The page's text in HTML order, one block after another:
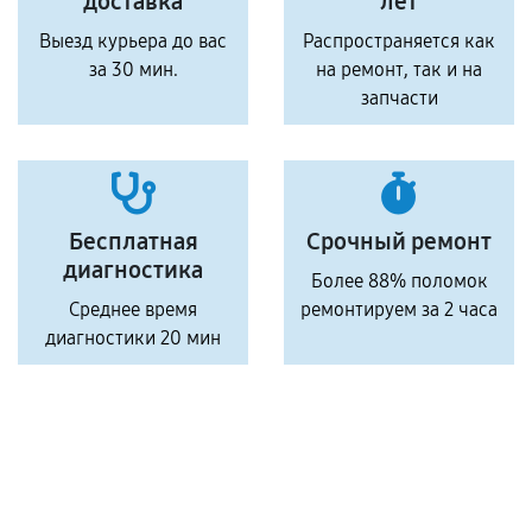
Выезд курьера до вас
за 30 мин.
Распространяется как
на ремонт, так и на
запчасти
Бесплатная
диагностика
Среднее время
диагностики 20 мин
Срочный ремонт
Более 88% поломок
ремонтируем за 2 часа